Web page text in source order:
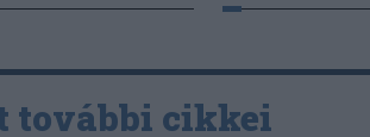
további cikkei